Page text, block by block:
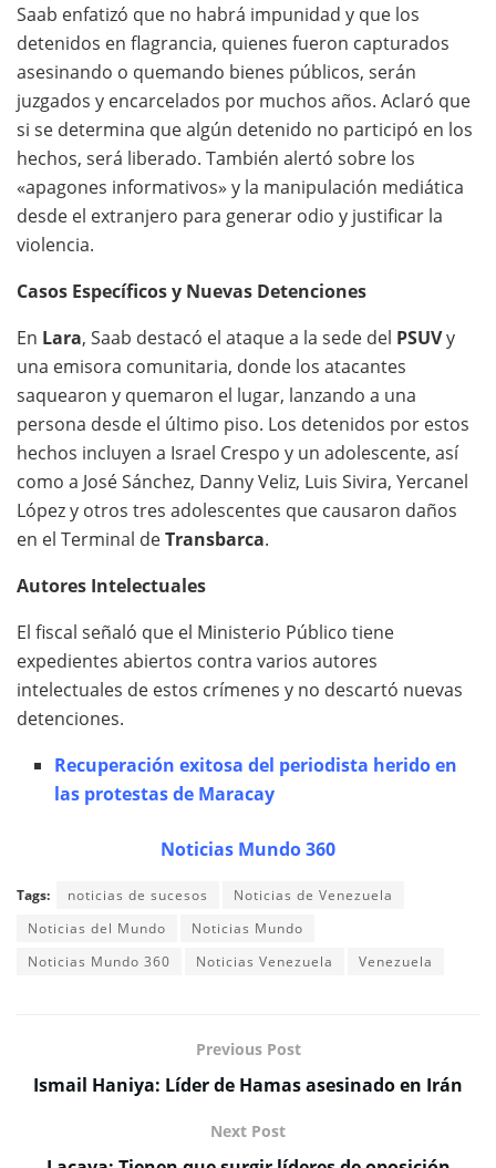
Saab enfatizó que no habrá impunidad y que los
detenidos en flagrancia, quienes fueron capturados
asesinando o quemando bienes públicos, serán
juzgados y encarcelados por muchos años. Aclaró que
si se determina que algún detenido no participó en los
hechos, será liberado. También alertó sobre los
«apagones informativos» y la manipulación mediática
desde el extranjero para generar odio y justificar la
violencia.
Casos Específicos y Nuevas Detenciones
En Lara, Saab destacó el ataque a la sede del PSUVy
una emisora comunitaria, donde los atacantes
saquearon y quemaron el lugar, lanzando a una
persona desde el último piso. Los detenidos por estos
hechos incluyen a Israel Crespo y un adolescente, así
como a José Sánchez, Danny Veliz, Luis Sivira, Yercanel
López y otros tres adolescentes que causaron daños
en el Terminal deTransbarca.
Autores Intelectuales
El fiscal señaló que el Ministerio Público tiene
expedientes abiertos contra varios autores
intelectuales de estos crímenes y no descartó nuevas
detenciones.
Recuperación exitosa del periodista herido en
las protestas de Maracay
Noticias Mundo 360
Tags: noticias de sucesos
Noticias de Venezuela
Noticias del Mundo
Noticias Mundo
Noticias Mundo 360
Noticias Venezuela Venezuela
Previous Post
Ismail Haniya: Líder de Hamas asesinado en Irán
Next Post